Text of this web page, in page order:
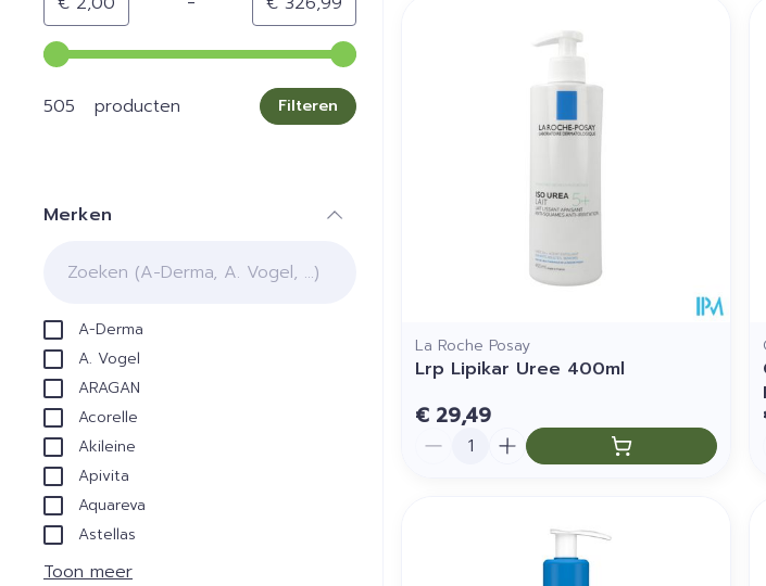
Gebruik de pijltjestoetsen links en rechts om de minimale en maximale prijswaarden aan
505 producten
Filteren
Merken
A-Derma
A. Vogel
ARAGAN
Acorelle
Akileine
Apivita
Aquareva
Astellas
Toon meer
La Roche Posay
Lrp Lipikar Uree 400ml
€ 29,49
Aantal